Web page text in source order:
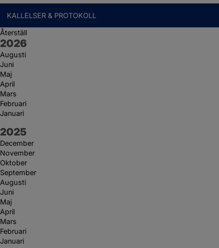
KALLELSER & PROTOKOLL
Återställ
År:
2026
Augusti
Juni
Maj
April
Mars
Februari
Januari
År:
2025
December
November
Oktober
September
Augusti
Juni
Maj
April
Mars
Februari
Januari